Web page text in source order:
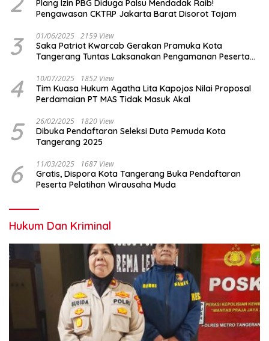
Plang Izin PBG Diduga Palsu Mendadak Raib!
Pengawasan CKTRP Jakarta Barat Disorot Tajam
3 01/06/2025 2159 View
Saka Patriot Kwarcab Gerakan Pramuka Kota
Tangerang Tuntas Laksanakan Pengamanan Peserta
4 10/07/2025 1852 View
Tim Kuasa Hukum Agatha Lita Kapojos Nilai Proposal
Perdamaian PT MAS Tidak Masuk Akal
5 26/02/2025 1820 View
Dibuka Pendaftaran Seleksi Duta Pemuda Kota
Tangerang 2025
6 11/03/2025 1687 View
Gratis, Dispora Kota Tangerang Buka Pendaftaran
Peserta Pelatihan Wirausaha Muda
Hukum Dan Kriminal